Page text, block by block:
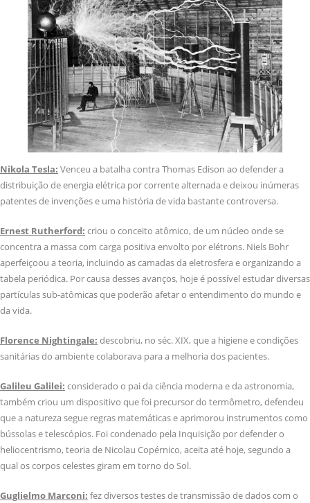
Nikola Tesla: Venceu a batalha contra Thomas Edison ao defender a
distribuição de energia elétrica por corrente alternada e deixou inúmeras
patentes de invenções e uma história de vida bastante controversa.
Ernest Rutherford: criou o conceito atômico, de um núcleo onde se
concentra a massa com carga positiva envolto por elétrons. Niels Bohr
aperfeiçoou a teoria, incluindo as camadas da eletrosfera e organizando a
tabela periódica. Por causa desses avanços, hoje é possível estudar diversas
partículas sub-atômicas que poderão afetar o entendimento do mundo e
da vida.
Florence Nightingale: descobriu, no séc. XIX, que a higiene e condições
sanitárias do ambiente colaborava para a melhoria dos pacientes.
Galileu Galilei: considerado o pai da ciência moderna e da astronomia,
também criou um dispositivo que foi precursor do termômetro, defendeu
que a natureza segue regras matemáticas e aprimorou instrumentos como
bússolas e telescópios. Foi condenado pela Inquisição por defender o
heliocentrismo, teoria de Nicolau Copérnico, aceita até hoje, segundo a
qual os corpos celestes giram em torno do Sol.
Guglielmo Marconi: fez diversos testes de transmissão de dados com o